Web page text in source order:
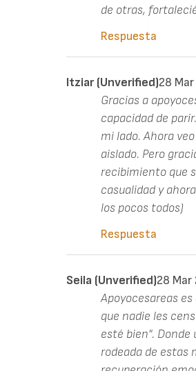
de otras,
Respuesta
Itziar (unverified)28
Gracias a
capacidad de
mi lado. Ahora
aislado. Pero
recibimiento que
casualidad y
los pocos todos)
Respuesta
Seila (unverified)28 Mar
Apoyocesareas
que nadie les
esté bien".
rodeada de estas